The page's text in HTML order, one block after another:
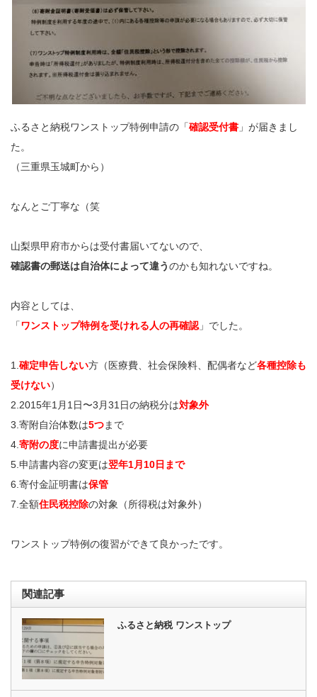
ふるさと納税ワンストップ特例申請の「確認受付書 」が届きまし
た。
（三重県玉城町から）
なんとご丁寧な（笑
山梨県甲府市からは受付書届いてないので、
確認書の郵送は自治体によって違うのかも知れないですね。
内容としては、
「ワンストップ特例を受けれる人の再確認 」でした。
1. 確定申告しない方（医療費、社会保険料、配偶者など各種控除も
受けない）
2.2015年1月1日〜3月31日の納税分は対象外
3.寄附自治体数は5つまで
4. 寄附の度に申請書提出が必要
5.申請書内容の変更は翌年1月10日まで
6.寄付金証明書は保管
7.全額住民税控除の対象（所得税は対象外）
ワンストップ特例の復習ができて良かったです。
関連記事
ふるさと納税 ワンストップ